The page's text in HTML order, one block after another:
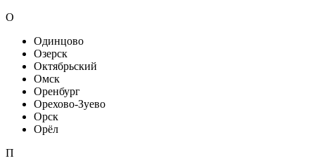
О
Одинцово
Озерск
Октябрьский
Омск
Оренбург
Орехово-Зуево
Орск
Орёл
П